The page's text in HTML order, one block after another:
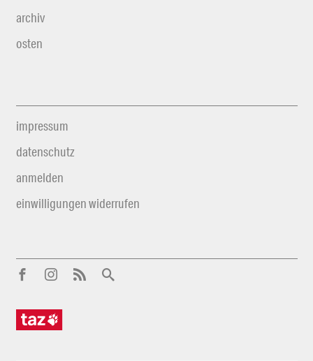
archiv
osten
impressum
datenschutz
anmelden
einwilligungen widerrufen